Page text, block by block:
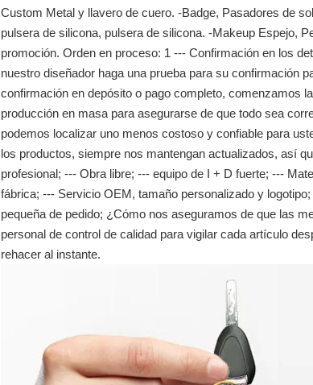
Custom Metal y llavero de cuero. -Badge, Pasadores de
pulsera de silicona, pulsera de silicona. -Makeup Espejo,
promoción. Orden en proceso: 1 --- Confirmación en los
nuestro diseñador haga una prueba para su confirmación
confirmación en depósito o pago completo, comenzamos
producción en masa para asegurarse de que todo sea
podemos localizar uno menos costoso y confiable para
los productos, siempre nos mantengan actualizados, así
profesional; --- Obra libre; --- equipo de I + D fuerte; ---
fábrica; --- Servicio OEM, tamaño personalizado y
pequeña de pedido; ¿Cómo nos aseguramos de que las
personal de control de calidad para vigilar cada artículo
rehacer al instante.